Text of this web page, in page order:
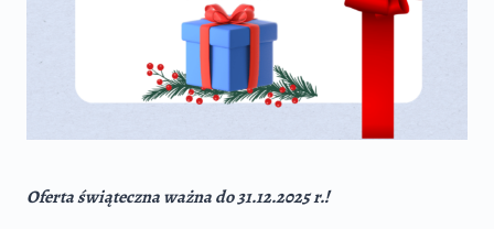
Oferta świąteczna ważna do 31.12.2025 r.!